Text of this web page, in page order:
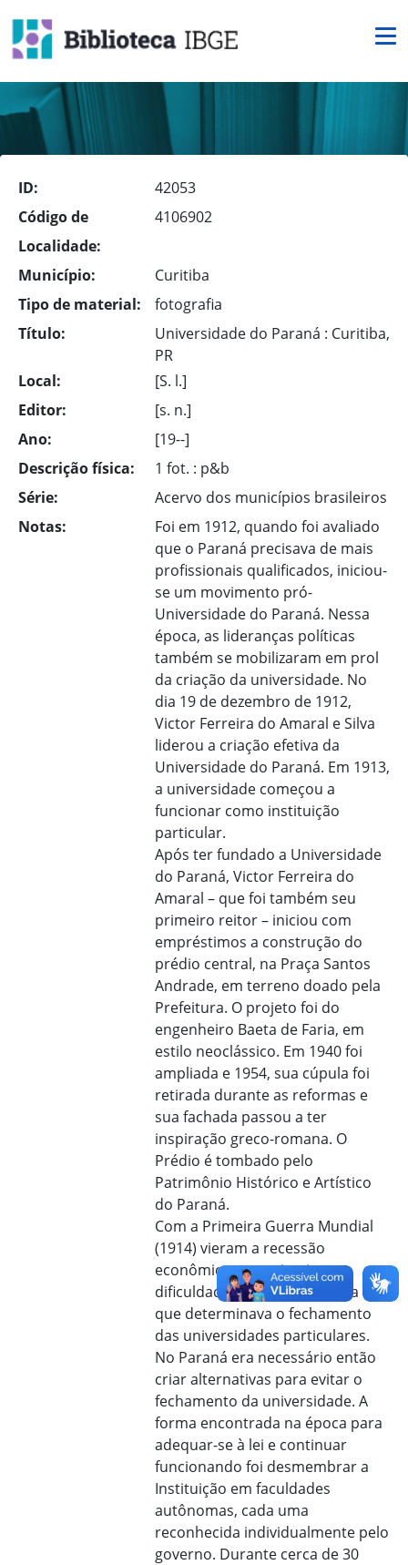
ID:
42053
Código de
Localidade:
4106902
Município:
Curitiba
Tipo de material:
fotografia
Título:
Universidade do Paraná : Curitiba,
PR
Local:
[S. l.]
Editor:
[s. n.]
Ano:
[19--]
Descrição física:
1 fot. : p&b
Série:
Acervo dos municípios brasileiros
Notas:
Foi em 1912, quando foi avaliado
que o Paraná precisava de mais
profissionais qualificados, iniciou-
se um movimento pró-
Universidade do Paraná. Nessa
época, as lideranças políticas
também se mobilizaram em prol
da criação da universidade. No
dia 19 de dezembro de 1912,
Victor Ferreira do Amaral e Silva
liderou a criação efetiva da
Universidade do Paraná. Em 1913,
a universidade começou a
funcionar como instituição
particular.
Após ter fundado a Universidade
do Paraná, Victor Ferreira do
Amaral – que foi também seu
primeiro reitor – iniciou com
empréstimos a construção do
prédio central, na Praça Santos
Andrade, em terreno doado pela
Prefeitura. O projeto foi do
engenheiro Baeta de Faria, em
estilo neoclássico. Em 1940 foi
ampliada e 1954, sua cúpula foi
retirada durante as reformas e
sua fachada passou a ter
inspiração greco-romana. O
Prédio é tombado pelo
Patrimônio Histórico e Artístico
do Paraná.
Com a Primeira Guerra Mundial
(1914) vieram a recessão
econômica e as primeiras
dificuldades. Dentre elas uma lei
que determinava o fechamento
das universidades particulares.
No Paraná era necessário então
criar alternativas para evitar o
fechamento da universidade. A
forma encontrada na época para
adequar-se à lei e continuar
funcionando foi desmembrar a
Instituição em faculdades
autônomas, cada uma
reconhecida individualmente pelo
governo. Durante cerca de 30